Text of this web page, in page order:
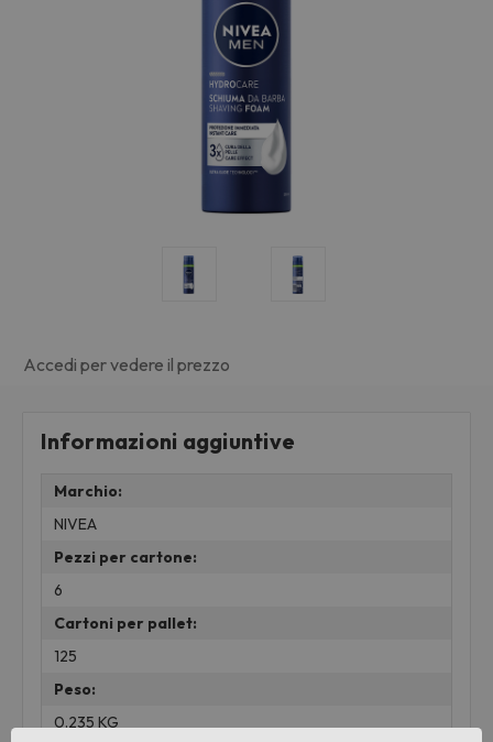
Accedi per vedere il prezzo
Informazioni aggiuntive
Marchio:
NIVEA
Pezzi per cartone:
6
Cartoni per pallet:
125
Peso:
0.235 KG